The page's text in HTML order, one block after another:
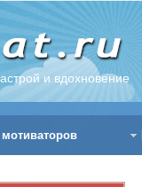
и вдохновение
мотиваторов